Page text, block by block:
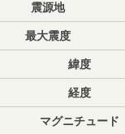
震源地
最大震度
緯度
経度
マグニチュード